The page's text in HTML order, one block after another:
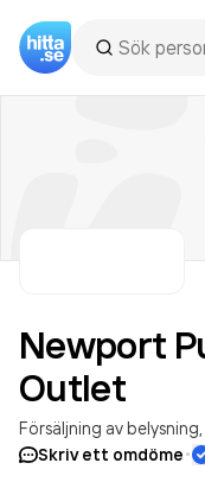
Newport
Outlet
Försäljning av belysning
Skriv ett omdöme·